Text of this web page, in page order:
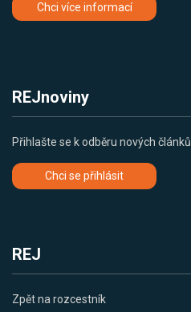
Chci více informací
REJnoviny
Přihlašte se k odběru nových článků
Chci se přihlásit
REJ
Zpět na rozcestník